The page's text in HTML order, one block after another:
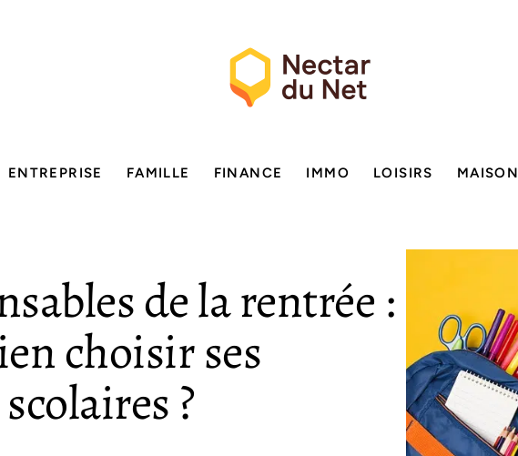
ENTREPRISE FAMILLE FINANCE IMMO LOISIRS MAISON
de la rentrée :
choisir ses
?